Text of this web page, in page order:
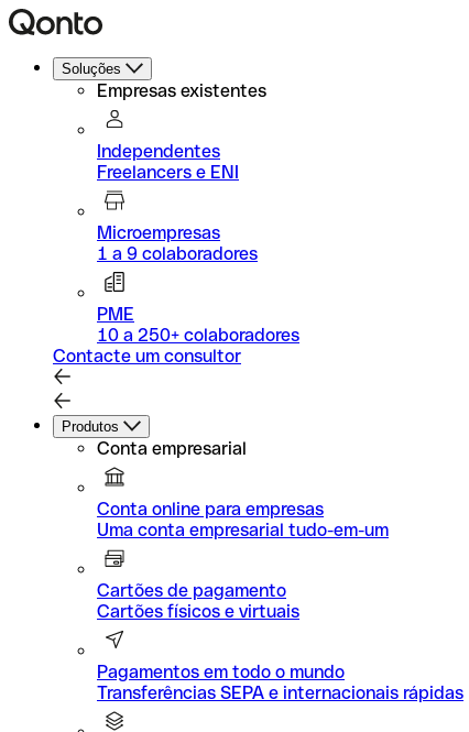
Soluções
Empresas existentes
Independentes
Freelancers e ENI
Microempresas
1 a 9 colaboradores
PME
10 a 250+ colaboradores
Contacte um consultor
Produtos
Conta empresarial
Conta online para empresas
Uma conta empresarial tudo-em-um
Cartões de pagamento
Cartões físicos e virtuais
Pagamentos em todo o mundo
Transferências SEPA e internacionais rápidas